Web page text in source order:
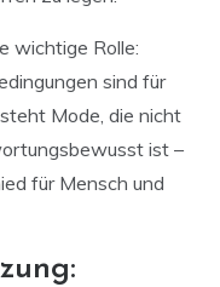
wichtige Rolle:
sind für
Mode, die nicht
ist –
für Mensch und